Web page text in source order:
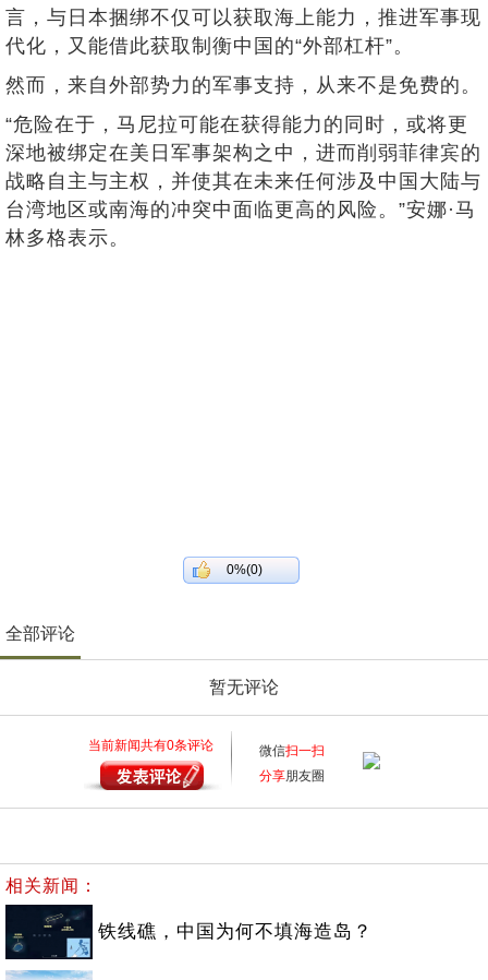
言，与日本捆绑不仅可以获取海上能力，推进军事现
代化，又能借此获取制衡中国的“外部杠杆”。
然而，来自外部势力的军事支持，从来不是免费的。
“危险在于，马尼拉可能在获得能力的同时，或将更
深地被绑定在美日军事架构之中，进而削弱菲律宾的
战略自主与主权，并使其在未来任何涉及中国大陆与
台湾地区或南海的冲突中面临更高的风险。”安娜·马
林多格表示。
0%(0)
全部评论
暂无评论
当前新闻共有0条评论 微信扫一扫
分享朋友圈
相关新闻：
铁线礁，中国为何不填海造岛？